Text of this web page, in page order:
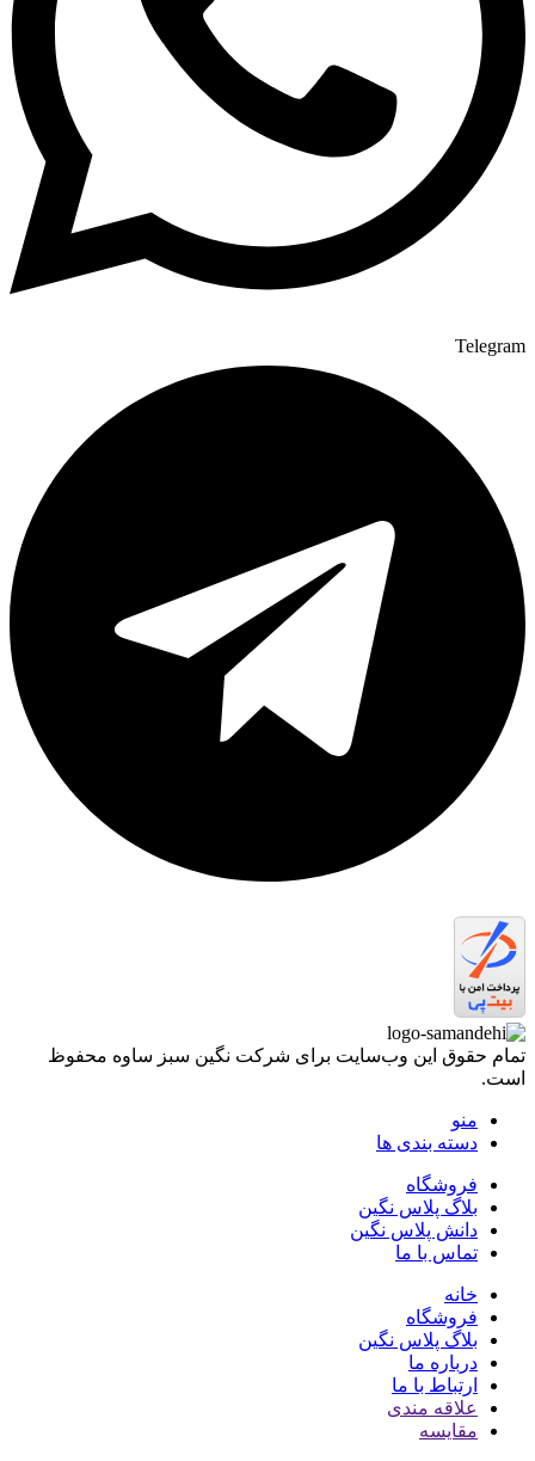
Telegram
تمام حقوق اين وب‌سايت برای شرکت نگین سبز ساوه محفوظ
است.
منو
دسته بندی ها
فروشگاه
بلاگ پلاس نگین
دانش پلاس نگین
تماس با ما
خانه
فروشگاه
بلاگ پلاس نگین
درباره ما
ارتباط با ما
علاقه مندی
مقایسه